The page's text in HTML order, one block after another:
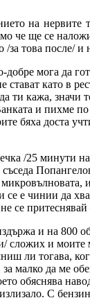
на
че ще се
за това после/
мога да
като в
ти кажа,
и пихме
бяха доста
/25 минути
е чинии да
се
и на
сложих и
ли тогава,
малко да ме
обяснява
С